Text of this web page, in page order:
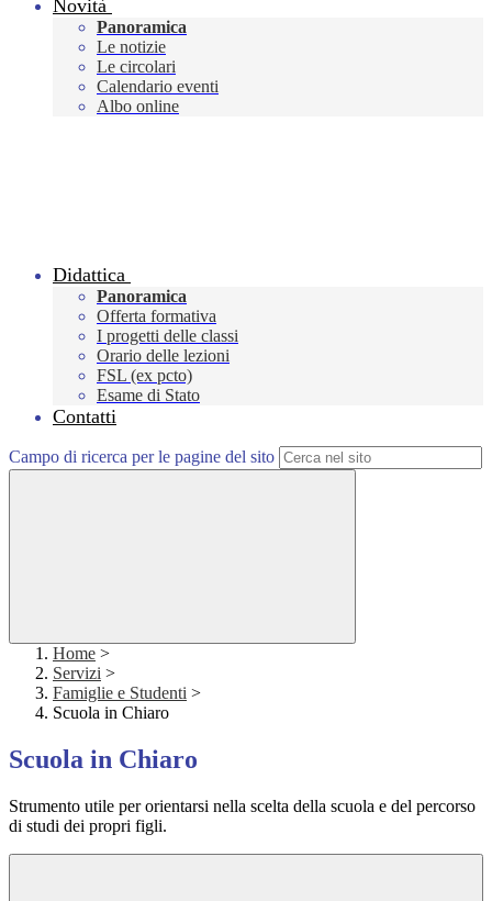
Novità
Panoramica
Le notizie
Le circolari
Calendario eventi
Albo online
Didattica
Panoramica
Offerta formativa
I progetti delle classi
Orario delle lezioni
FSL (ex pcto)
Esame di Stato
Contatti
Campo di ricerca per le pagine del sito
Home >
Servizi >
Famiglie e Studenti >
Scuola in Chiaro
Scuola in Chiaro
Strumento utile per orientarsi nella scelta della scuola e del percorso
di studi dei propri figli.